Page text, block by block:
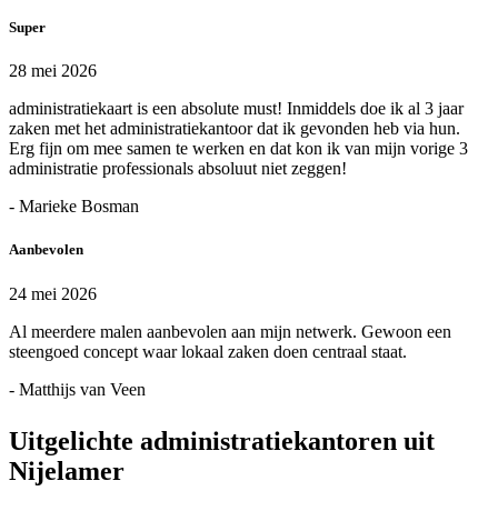
Super
28 mei 2026
administratiekaart is een absolute must! Inmiddels doe ik al 3 jaar
zaken met het administratiekantoor dat ik gevonden heb via hun.
Erg fijn om mee samen te werken en dat kon ik van mijn vorige 3
administratie professionals absoluut niet zeggen!
- Marieke Bosman
Aanbevolen
24 mei 2026
Al meerdere malen aanbevolen aan mijn netwerk. Gewoon een
steengoed concept waar lokaal zaken doen centraal staat.
- Matthijs van Veen
Uitgelichte administratiekantoren uit
Nijelamer